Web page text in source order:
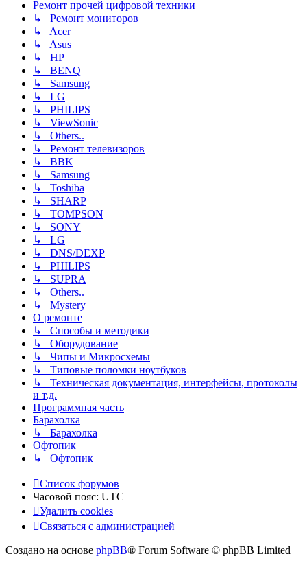
Ремонт прочей цифровой техники
↳ Ремонт мониторов
↳ Acer
↳ Asus
↳ HP
↳ BENQ
↳ Samsung
↳ LG
↳ PHILIPS
↳ ViewSonic
↳ Others..
↳ Ремонт телевизоров
↳ BBK
↳ Samsung
↳ Toshiba
↳ SHARP
↳ TOMPSON
↳ SONY
↳ LG
↳ DNS/DEXP
↳ PHILIPS
↳ SUPRA
↳ Others..
↳ Mystery
О ремонте
↳ Способы и методики
↳ Оборудование
↳ Чипы и Микросхемы
↳ Типовые поломки ноутбуков
↳ Техническая документация, интерфейсы, протоколы
и т.д.
Программная часть
Барахолка
↳ Барахолка
Офтопик
↳ Офтопик
Список форумов
Часовой пояс: UTC
Удалить cookies
Связаться
администрацией
Связаться с администрацией
Создано на основе phpBB® Forum Software © phpBB Limited